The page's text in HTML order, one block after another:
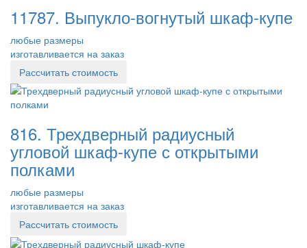
11787. Выпукло-вогнутый шкаф-купе
любые размеры
изготавливается на заказ
Рассчитать стоимость
816. Трехдверный радиусный
угловой шкаф-купе с открытыми
полками
любые размеры
изготавливается на заказ
Рассчитать стоимость